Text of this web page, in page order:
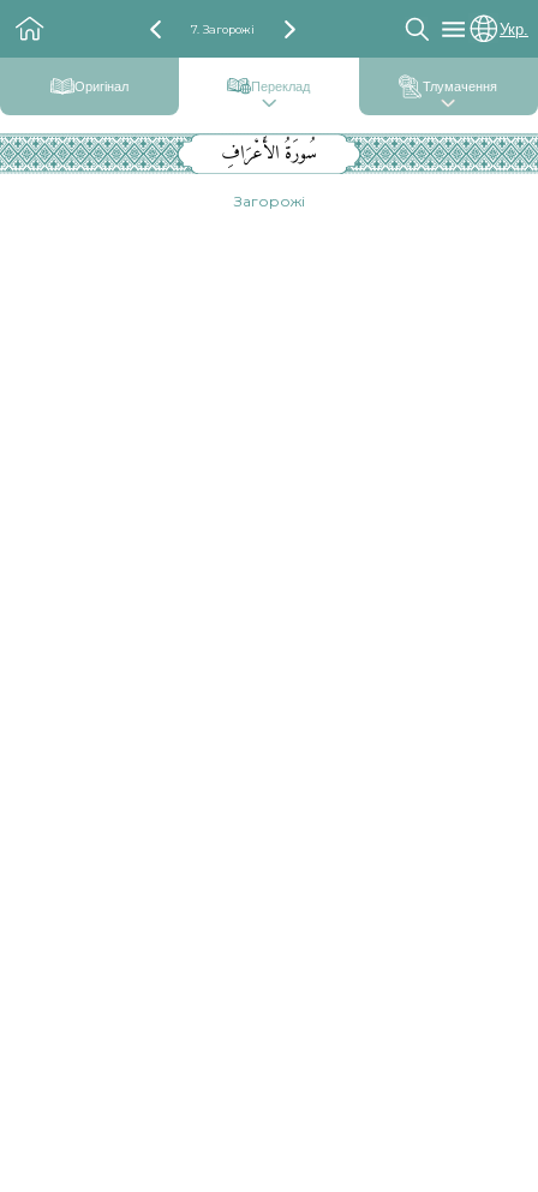
7. Загорожі Укр.
Оригінал Переклад Тлумачення
سُورَةُ الأَعْرَافِ
Загорожі